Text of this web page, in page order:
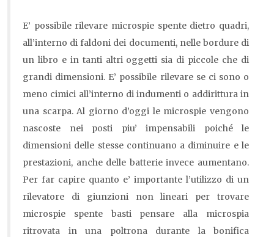
E’ possibile rilevare microspie spente dietro quadri,
all’interno di faldoni dei documenti, nelle bordure di
un libro e in tanti altri oggetti sia di piccole che di
grandi dimensioni. E’ possibile rilevare se ci sono o
meno cimici all’interno di indumenti o addirittura in
una scarpa. Al giorno d’oggi le microspie vengono
nascoste nei posti piu’ impensabili poiché le
dimensioni delle stesse continuano a diminuire e le
prestazioni, anche delle batterie invece aumentano.
Per far capire quanto e’ importante l’utilizzo di un
rilevatore di giunzioni non lineari per trovare
microspie spente basti pensare alla microspia
ritrovata in una poltrona durante la bonifica